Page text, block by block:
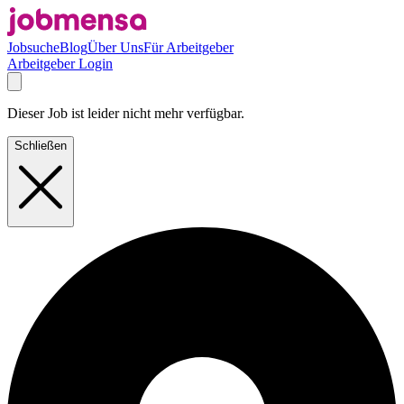
JobsucheBlogÜber UnsFür Arbeitgeber
Arbeitgeber Login
Dieser Job ist leider nicht mehr verfügbar.
Schließen